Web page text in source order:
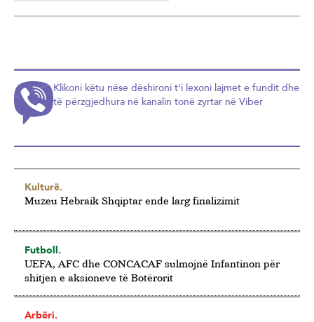
Klikoni këtu nëse dëshironi t'i lexoni lajmet e fundit dhe
të përzgjedhura në kanalin tonë zyrtar në Viber
Kulturë.
Muzeu Hebraik Shqiptar ende larg finalizimit
Futboll.
UEFA, AFC dhe CONCACAF sulmojnë Infantinon për
shitjen e aksioneve të Botërorit
Arbëri.